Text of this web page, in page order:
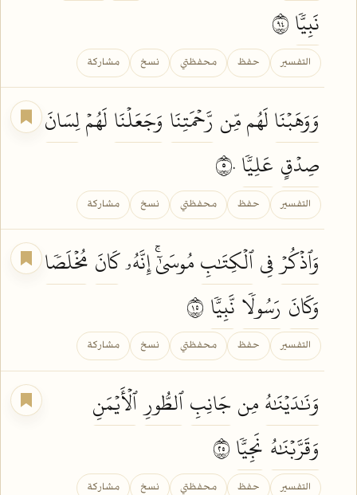
نَبِيّٗا
التفسير حفظ محفظتي نسخ مشاركة
وَوَهَبۡنَالَهُم مِّن رَّحۡمَتِنَا وَجَعَلۡنَا لَهُمۡلِسَانَ
صِدۡقٍ عَلِيّٗا
التفسير حفظ محفظتي نسخ مشاركة
وَٱذۡكُرۡفِيٱلۡكِتَٰبِمُوسَىٰٓۚ إِنَّهُۥكَانَ مُخۡلَصٗا
وَكَانَ رَسُولٗا نَّبِيّٗا
التفسير حفظ محفظتي نسخ مشاركة
وَنَٰدَيۡنَٰهُمِنجَانِبِٱلطُّورِٱلۡأَيۡمَنِ
وَقَرَّبۡنَٰهُ نَجِيّٗا
التفسير حفظ محفظتي نسخ مشاركة